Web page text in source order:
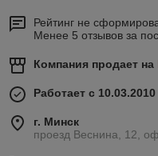
Рейтинг не
Менее 5 отзывов за
Компания продает на
Работает с 10.03.2010
г. Минск
проезд Веснина, 12,